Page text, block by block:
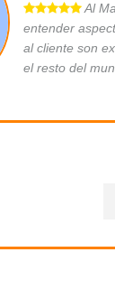
Al
entender
al cliente son
el resto del